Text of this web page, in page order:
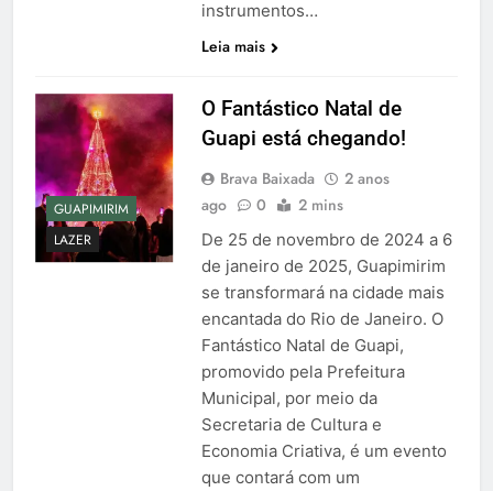
instrumentos…
Leia mais
GUAPIMIRIM
LAZER
O Fantástico Natal de
Guapi está chegando!
Brava Baixada
2 anos
ago
0 2 mins
De 25 de novembro de 2024 a 6
de janeiro de 2025, Guapimirim
se transformará na cidade mais
encantada do Rio de Janeiro. O
Fantástico Natal de Guapi,
promovido pela Prefeitura
Municipal, por meio da
Secretaria de Cultura e
Economia Criativa, é um evento
que contará com um